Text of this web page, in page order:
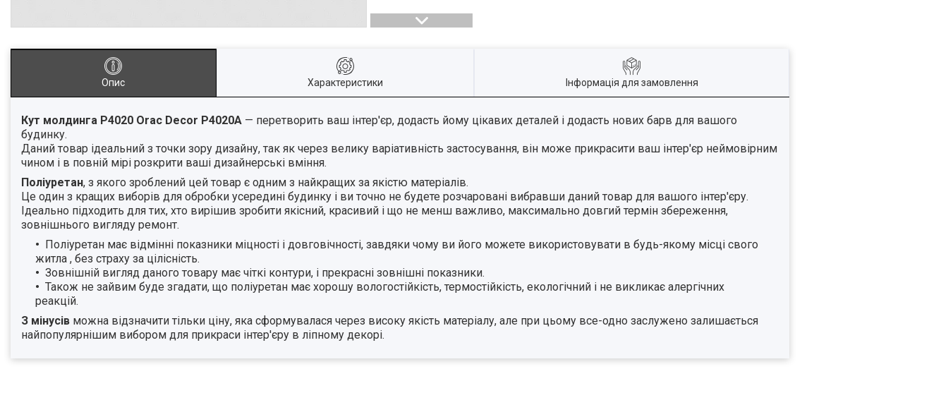
Опис Характеристики Інформація для замовлення
Кут молдинга P4020 Orac Decor P4020A — перетворить ваш інтер'єр, додасть йому цікавих деталей і додасть нових барв для вашого
будинку.
Даний товар ідеальний з точки зору дизайну, так як через велику варіативність застосування, він може прикрасити ваш інтер'єр неймовірним
чином і в повній мірі розкрити ваші дизайнерські вміння.
Поліуретан, з якого зроблений цей товар є одним з найкращих за якістю матеріалів.
Це один з кращих виборів для обробки усередині будинку і ви точно не будете розчаровані вибравши даний товар для вашого інтер'єру.
Ідеально підходить для тих, хто вирішив зробити якісний, красивий і що не менш важливо, максимально довгий термін збереження,
зовнішнього вигляду ремонт.
Поліуретан має відмінні показники міцності і довговічності, завдяки чому ви його можете використовувати в будь-якому місці свого
житла , без страху за цілісність.
Зовнішній вигляд даного товару має чіткі контури, і прекрасні зовнішні показники.
Також не зайвим буде згадати, що поліуретан має хорошу вологостійкість, термостійкість, екологічний і не викликає алергічних
реакцій.
З мінусів можна відзначити тільки ціну, яка сформувалася через високу якість матеріалу, але при цьому все-одно заслужено залишається
найпопулярнішим вибором для прикраси інтер'єру в ліпному декорі.